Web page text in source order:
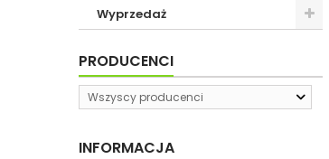
Wyprzedaż
PRODUCENCI
Wszyscy producenci
INFORMACJA